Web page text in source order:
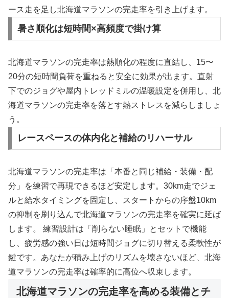
ース走を足し北海道マラソンの完走率を引き上げます。
暑さ順化は短時間×高頻度で掛け算
北海道マラソンの完走率は熱順化の程度に直結し、15〜
20分の短時間負荷を重ねると安全に効果が出ます。直射
下でのジョグや屋内トレッドミルの温暖設定を併用し、北
海道マラソンの完走率を落とす熱ストレスを減らしましょ
う。
レースペースの体内化と補給のリハーサル
北海道マラソンの完走率は「本番と同じ補給・装備・配
分」を練習で再現できるほど安定します。30km走でジェ
ルと給水タイミングを固定し、スタートからの序盤10km
の抑制を刷り込んで北海道マラソンの完走率を確実に延ば
します。 練習設計は「削らない睡眠」とセットで機能
し、疲労感の強い日は短時間ジョグに切り替える柔軟性が
鍵です。あなたが積み上げのリズムを壊さないほど、北海
道マラソンの完走率は確率的に高位へ収束します。
北海道マラソンの完走率を高める装備とチ